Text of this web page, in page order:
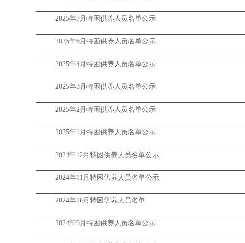
2025年7月特困供养人员名单公示
2025年6月特困供养人员名单公示
2025年4月特困供养人员名单公示
2025年3月特困供养人员名单公示
2025年2月特困供养人员名单公示
2025年1月特困供养人员名单公示
2024年12月特困供养人员名单公示
2024年11月特困供养人员名单公示
2024年10月特困供养人员名单
2024年9月特困供养人员名单公示